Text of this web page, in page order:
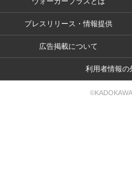
プレスリリース・情報提供
広告掲載について
利用者情報の